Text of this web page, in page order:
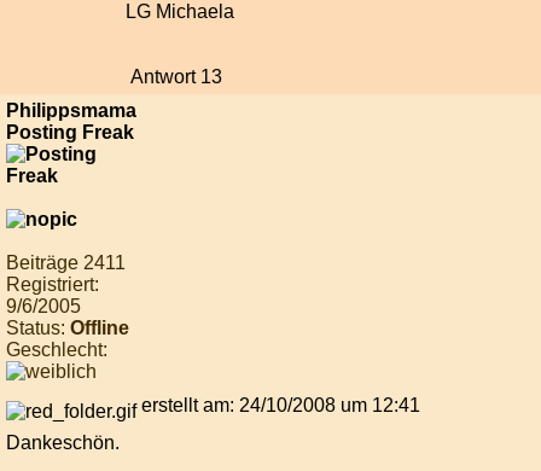
LG Michaela
Antwort 13
Philippsmama
Posting Freak
Beiträge 2411
Registriert:
9/6/2005
Status: Offline
Geschlecht:
erstellt am: 24/10/2008 um 12:41
Dankeschön.